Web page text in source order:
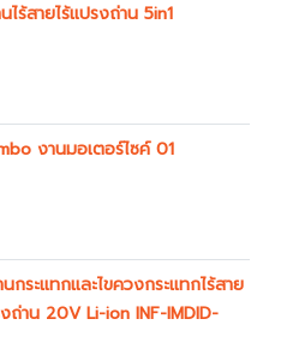
ร้สายไร้แปรงถ่าน 5in1
งานมอเตอร์ไซค์ 01
กระแทกและไขควงกระแทกไร้สาย
ถ่าน 20V Li-ion INF-IMDID-